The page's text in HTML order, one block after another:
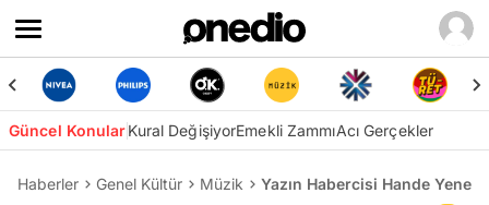
Güncel KonularKural DeğişiyorEmekli ZammıAcı Gerçekler
Haberler Genel Kültür Müzik Yazın Habercisi Hande